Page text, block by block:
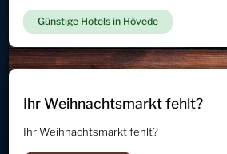
Günstige Hotels in Hövede
Ihr Weihnachtsmarkt fehlt?
Ihr Weihnachtsmarkt fehlt?